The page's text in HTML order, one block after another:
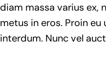
diam massa varius ex,
metus in eros. Proin
interdum. Nunc vel